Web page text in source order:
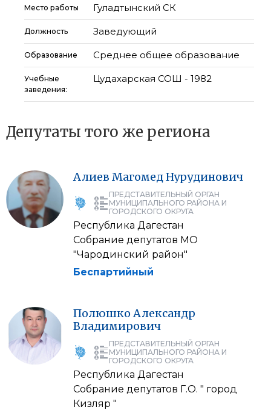
Место работы Гуладтынский СК
Должность Заведующий
Образование Среднее общее образование
Учебные
заведения:
Цудахарская СОШ - 1982
Депутаты того же региона
Алиев МагомедНурудинович
ПРЕДСТАВИТЕЛЬНЫЙ ОРГАН
МУНИЦИПАЛЬНОГО РАЙОНА И
ГОРОДСКОГО ОКРУГА
Республика Дагестан
Собрание депутатов МО
"Чародинский район"
Беспартийный
Полюшко Александр
Владимирович
ПРЕДСТАВИТЕЛЬНЫЙ ОРГАН
МУНИЦИПАЛЬНОГО РАЙОНА И
ГОРОДСКОГО ОКРУГА
Республика Дагестан
Собрание депутатов Г.О. " город
Кизляр "